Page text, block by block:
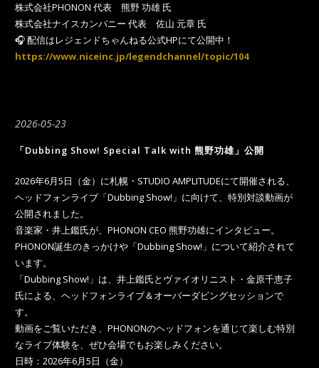
株式会社PHONON 代表 熊野 功雄 氏
株式会社ナイスカンパニー 代表 佐山 元章 氏
🎧 配信はレジェンドちゃんねる公式HPにて公開中！
https://www.niceinc.jp/legendchannel/topic/104
2026-05-23
「Dubbing Show! Special Talk with 熊野功雄」公開
2026年6月5日（金）に札幌・STUDIO AMPLITUDEにて開催される、
ヘッドフォンライブ「Dubbing Show!」に向けて、特別対談動画が
公開されました。
音楽家・井上鑑氏が、PHONON CEO 熊野功雄にインタビュー。
PHONON誕生のきっかけや「Dubbing Show!」について紹介されて
います。
「Dubbing Show!」は、井上鑑氏とヴァイオリニスト・金原千恵子
氏による、ヘッドフォンライブ＆オーバーダビングセッションで
す。
動画をご覧いただき、PHONONのヘッドフォンを通じて楽しむ特別
なライブ体験を、ぜひ会場でもお楽しみください。
日時：2026年6月5日（金）